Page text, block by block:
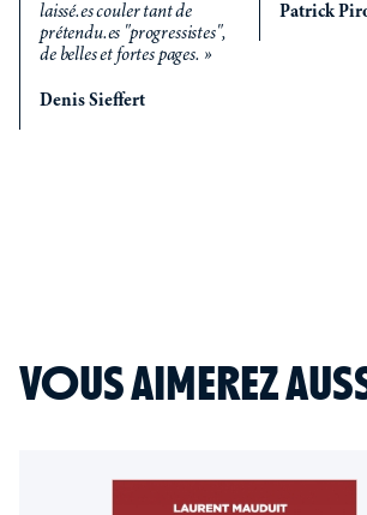
laissé.es couler tant de
prétendu.es "progressistes",
de belles et fortes pages. »
Denis Sieffert
Patrick
VOUS AIMEREZ